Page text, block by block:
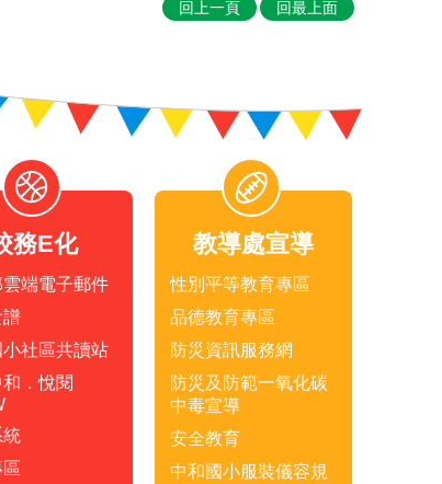
回上一頁 回最上面
務E化
端電子郵件
譜
小社區共讀站
．悅閱
統
教導處宣導
性別平等教育專區
品德教育專區
防災資訊服務網
防災及防範一氧化碳
中毒宣導
安全教育
中和國小服裝儀容規